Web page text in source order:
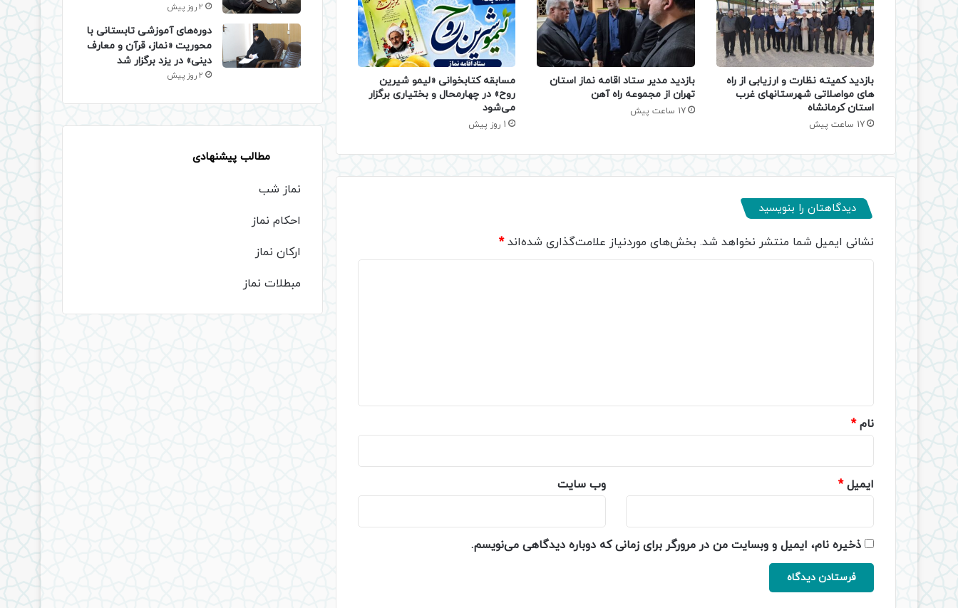
بازدید کمیته نظارت و ارزیابی از راه
های مواصلاتی شهرستانهای غرب
استان کرمانشاه
17 ساعت پیش
بازدید مدیر ستاد اقامه نماز استان
تهران از مجموعه راه آهن
17 ساعت پیش
مسابقه کتابخوانی «لیمو شیرین
روح» در چهارمحال و بختیاری برگزار
می‌شود
1 روز پیش
دیدگاهتان را بنویسید
نشانی ایمیل شما منتشر نخواهد شد. بخش‌های موردنیاز علامت‌گذاری شده‌اند*
نام*
ایمیل* وب‌ سایت
ذخیره نام، ایمیل و وبسایت من در مرورگر برای زمانی که دوباره دیدگاهی می‌نویسم.
2 روز پیش
دوره‌های آموزشی تابستانی با
محوریت «نماز، قرآن و معارف
دینی» در یزد برگزار شد
2 روز پیش
مطالب پیشنهادی
نماز شب
احکام نماز
ارکان نماز
مبطلات نماز